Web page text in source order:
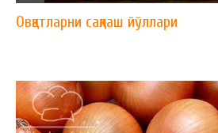
Овқатларни сақлаш йўллари